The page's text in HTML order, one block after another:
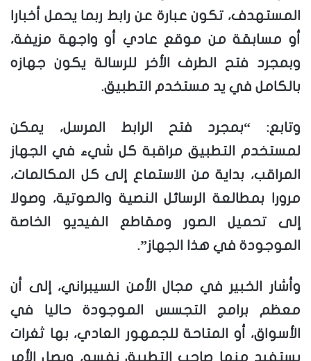
المستهدف، تكون عبارة عن رابط ربما يحمل أخبارا
أو مسابقة من موقع عادي أو واجهة مزيفة،
وبمجرد فتح الطرف الأخر للرسالة يكون جهازه
بالكامل في يد مستخدم التطبيق.
وتابع: “بمجرد فتح الرابط المرسل، يمكن
لمستخدم التطبيق مراقبة كل شيء في الجهاز
المراقب، بداية من الاستماع إلى كل المكالمات،
مرورا بمطالعة الرسائل النصية والصوتية، وصولا
إلى تحميل الصور ومقاطع الفيديو الخاصة
الموجودة في هذا الجهاز”.
وأشار الخبير في مجال الأمن السيبراني، إلى أن
معظم برامج التجسس الموجودة حاليا في
الأسواق، أو المتاحة للجمهور العادي، بها ثغرات
يستفيد منها صاحب التطبيق نفسه، ويصل الأمر